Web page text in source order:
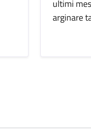
ultimi
arginare